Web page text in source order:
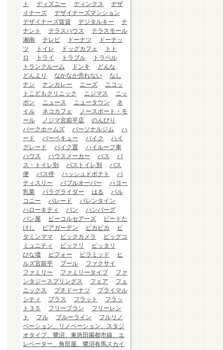
ト
ディズニー ディンクス
デザ
イナーズ
デザイナーズマンション
デザイナーズ賃貸
デジタルキー
テ
ナント
テラスハウス
テラスモール
湘南
テレビ ドーナツ
ドーナッ
ツ
トイレ ドッグカフェ
トト
ロ
トライ トラブル
トラベル
トランクルーム
ドンキ
どんな
どんより
なかなか売れない
なし
ナン
ナンカレー ニーズ
ニコッ
トこどもクリニック
ニジマス
ニッ
ポン
ニュース ニュータウン
ネ
イル
ネコカフェ
ノースポート・モ
ール
ノジマ宮前平店
のんびり
パークホームズ
パーソナルジム
ハ
ード
バーベキュー バイク
ハイ
グレード
バイク置
ハイルーフ車
ハウス
ハウスメーカー バス
バ
ス・トイレ別
バストイレ別
バス
便
バス停 ハッシュドポテト
パ
ティスリー
バブルオーバー
ハヨー
乳業
パラグライダー はる
バル
コニー
パレード
バレンタイン
ハローキティ
パン
ハンバーグ
パン屋
ビーコルセアーズ
ビートた
けし
ビアガーデン ピカピカ
ビ
タミンママ
ビックカメラ
ビッグコ
ミュニティ
ビックリ
ピッタリ
ひな壇
ビフォー ピラミッド
ヒ
ルズ宮前平
プール
ファクサイ
ファミリー
ファミリータイプ
ファ
ンタジースプリングス
フェア
フェ
ニックス
プチドーナツ
プライマル
シティ
プラス フラット
フラッ
ト３５
フリープラン
フリーレン
ト
フル ブルーライン
フルリノ
ベーション、リノベーション、スタジ
オタイプ、鷺沼、東急田園都市線、エ
レベーター、角部屋、鷺沼有馬スカイ